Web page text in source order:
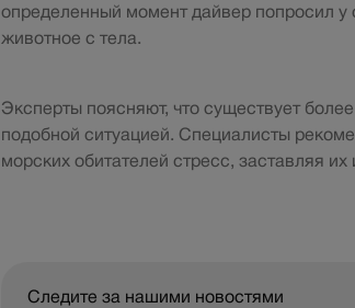
определенный момент дайвер попросил у
животное с тела.
Эксперты поясняют, что существует
подобной ситуацией. Специалисты
морских обитателей стресс, заставляя
Следите за нашими новостями